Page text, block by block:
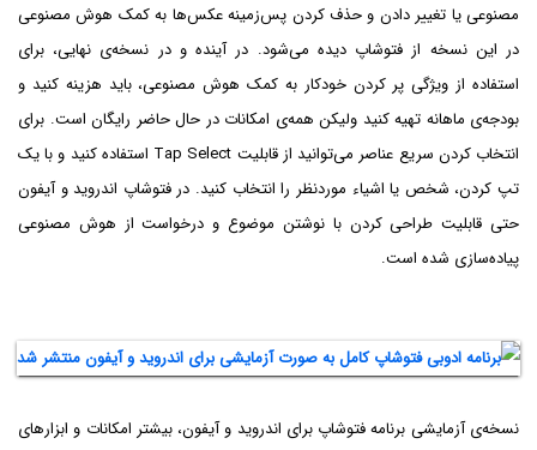
مصنوعی یا تغییر دادن و حذف کردن پس‌زمینه عکس‌ها به کمک هوش مصنوعی
در این نسخه از فتوشاپ دیده می‌شود. در آینده و در نسخه‌ی نهایی، برای
استفاده از ویژگی پر کردن خودکار به کمک هوش مصنوعی، باید هزینه کنید و
بودجه‌ی ماهانه تهیه کنید ولیکن همه‌ی امکانات در حال حاضر رایگان است. برای
انتخاب کردن سریع عناصر می‌توانید از قابلیت Tap Select استفاده کنید و با یک
تپ کردن، شخص یا اشیاء موردنظر را انتخاب کنید. در فتوشاپ اندروید و آیفون
حتی قابلیت طراحی کردن با نوشتن موضوع و درخواست از هوش مصنوعی
پیاده‌سازی شده است.
نسخه‌ی آزمایشی برنامه فتوشاپ برای اندروید و آیفون، بیشتر امکانات و ابزارهای